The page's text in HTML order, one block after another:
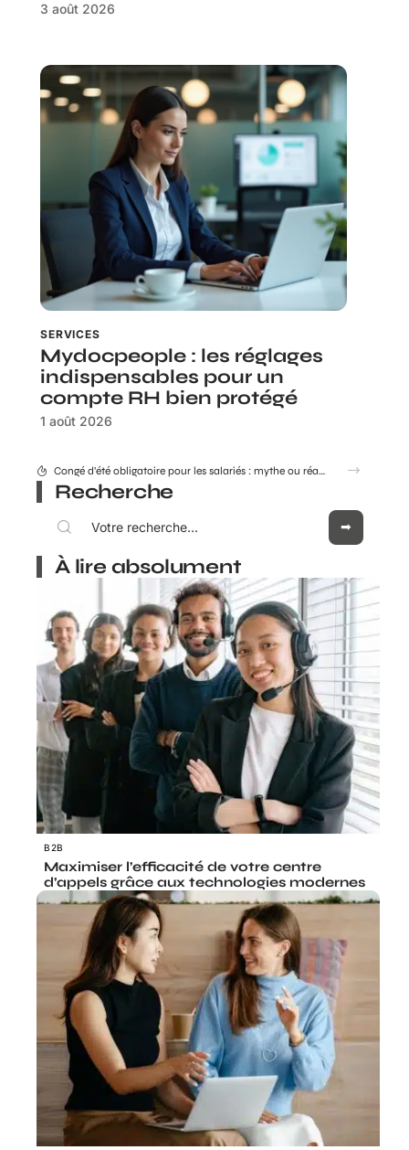
3 août 2026
SERVICES
Mydocpeople : les réglages
indispensables pour un
compte RH bien protégé
1 août 2026
Combien coûte réellement le Consultant GEO Adrien Beaujeu en 2026 ?
Recherche
À lire absolument
B2B
Maximiser l’efficacité de votre centre
d’appels grâce aux technologies modernes